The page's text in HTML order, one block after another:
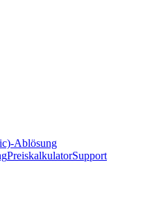
Ablösung
PreiskalkulatorSupport